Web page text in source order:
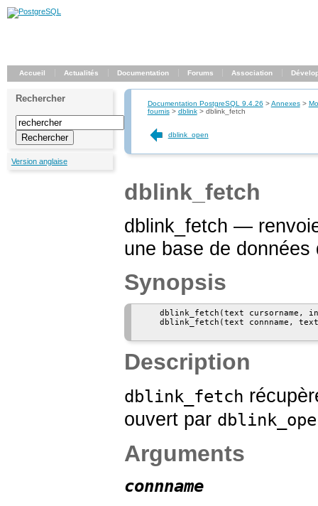
Accueil Actualités Documentation Forums Association
Rechercher
Version anglaise
Documentation PostgreSQL 9.4.26 >Annexes>
fournis> dblink> dblink_fetch
dblink_open
dblink_fetch
dblink_fetch —
une base de données
Synopsis
dblink_fetch(text cursorname,
dblink_fetch(text connname,
Description
dblink_fetch
ouvert par
Arguments
connname